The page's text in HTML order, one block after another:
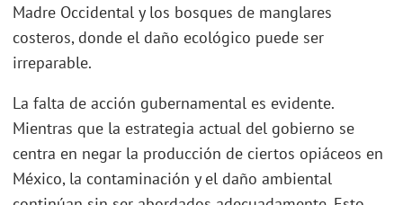
Madre Occidental y los bosques de manglares
costeros, donde el daño ecológico puede ser
irreparable.
La falta de acción gubernamental es evidente.
Mientras que la estrategia actual del gobierno se
centra en negar la producción de ciertos opiáceos en
México, la contaminación y el daño ambiental